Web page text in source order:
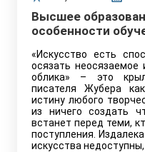
Высшее
особенности
«Искусство есть
осязать
облика» – это
писателя Жубера
истину любого
из ничего создать
встанет перед теми,
поступления.
искусства